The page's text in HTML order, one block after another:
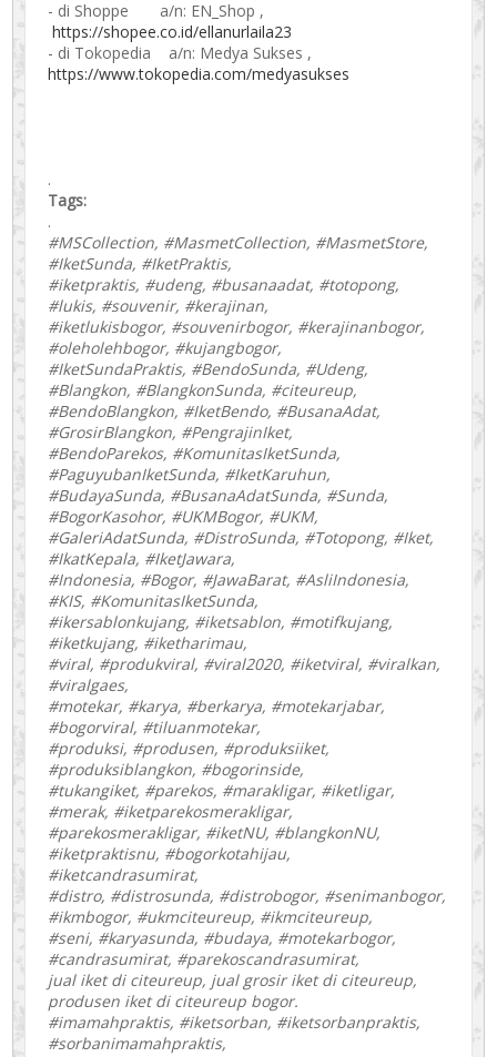
- di Shoppe a/n: EN_Shop ,
https://shopee.co.id/ellanurlaila23
- di Tokopedia a/n: Medya Sukses ,
https://www.tokopedia.com/medyasukses
.
Tags:
.
#MSCollection, #MasmetCollection, #MasmetStore,
#IketSunda, #IketPraktis,
#iketpraktis, #udeng, #busanaadat, #totopong,
#lukis, #souvenir, #kerajinan,
#iketlukisbogor, #souvenirbogor, #kerajinanbogor,
#oleholehbogor, #kujangbogor,
#IketSundaPraktis, #BendoSunda, #Udeng,
#Blangkon, #BlangkonSunda, #citeureup,
#BendoBlangkon, #IketBendo, #BusanaAdat,
#GrosirBlangkon, #PengrajinIket,
#BendoParekos, #KomunitasIketSunda,
#PaguyubanIketSunda, #IketKaruhun,
#BudayaSunda, #BusanaAdatSunda, #Sunda,
#BogorKasohor, #UKMBogor, #UKM,
#GaleriAdatSunda, #DistroSunda, #Totopong, #Iket,
#IkatKepala, #IketJawara,
#Indonesia, #Bogor, #JawaBarat, #AsliIndonesia,
#KIS, #KomunitasIketSunda,
#ikersablonkujang, #iketsablon, #motifkujang,
#iketkujang, #iketharimau,
#viral, #produkviral, #viral2020, #iketviral, #viralkan,
#viralgaes,
#motekar, #karya, #berkarya, #motekarjabar,
#bogorviral, #tiluanmotekar,
#produksi, #produsen, #produksiiket,
#produksiblangkon, #bogorinside,
#tukangiket, #parekos, #marakligar, #iketligar,
#merak, #iketparekosmerakligar,
#parekosmerakligar, #iketNU, #blangkonNU,
#iketpraktisnu, #bogorkotahijau,
#iketcandrasumirat,
#distro, #distrosunda, #distrobogor, #senimanbogor,
#ikmbogor, #ukmciteureup, #ikmciteureup,
#seni, #karyasunda, #budaya, #motekarbogor,
#candrasumirat, #parekoscandrasumirat,
jual iket di citeureup, jual grosir iket di citeureup,
produsen iket di citeureup bogor.
#imamahpraktis, #iketsorban, #iketsorbanpraktis,
#sorbanimamahpraktis,